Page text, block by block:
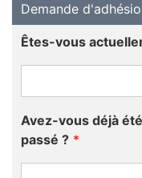
Demande
Êtes-vous
Avez-vous déjà
passé ? *